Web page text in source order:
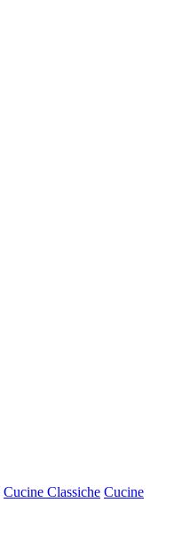
Cucine Classiche Cucine